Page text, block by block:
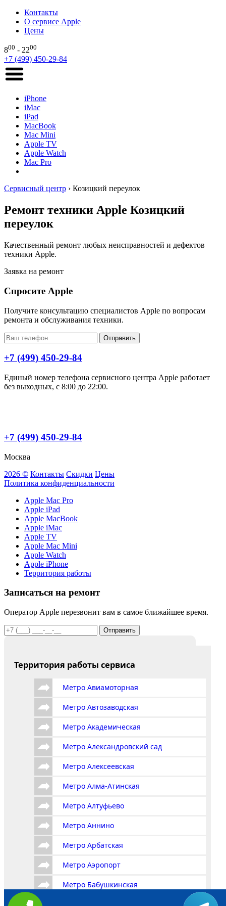
Контакты
О сервисе Apple
Цены
800 - 2200
+7 (499) 450-29-84
iPhone
iMac
iPad
MacBook
Mac Mini
Apple TV
Apple Watch
Mac Pro
Сервисный центр › Козицкий переулок
Ремонт техники Apple Козицкий
переулок
Качественный ремонт любых неисправностей и дефектов
техники Apple.
Заявка на ремонт
Спросите Apple
Получите консультацию специалистов Apple по вопросам
ремонта и обслуживания техники.
Отправить
+7 (499) 450-29-84
Единый номер телефона сервисного центра Apple работает
без выходных, с 8:00 до 22:00.
+7 (499) 450-29-84
Москва
2026 © Контакты Скидки Цены
Политика конфиденциальности
Apple Mac Pro
Apple iPad
Apple MacBook
Apple iMac
Apple TV
Apple Mac Mini
Apple Watch
Apple iPhone
Территория работы
Записаться на ремонт
Оператор Apple перезвонит вам в самое ближайшее время.
Отправить
Территория работы сервиса
Метро Авиамоторная
Метро Автозаводская
Метро Академическая
Метро Александровский сад
Метро Алексеевская
Метро Алма-Атинская
Метро Алтуфьево
Метро Аннино
Метро Арбатская
Метро Аэропорт
Метро Бабушкинская